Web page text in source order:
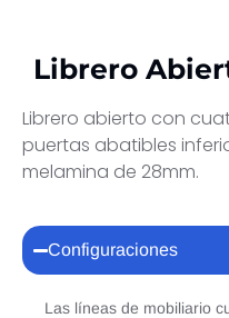
Librero
Librero abierto con
puertas abatibles
melamina de 28mm.
Configuraciones
Las líneas de mobiliario